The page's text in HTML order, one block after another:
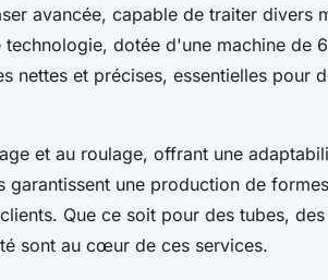
avancée, capable de traiter divers
dotée d'une machine de
nettes et précises, essentielles pour
et au roulage, offrant une
garantissent une production de
Que ce soit pour des tubes,
sont au cœur de ces services.